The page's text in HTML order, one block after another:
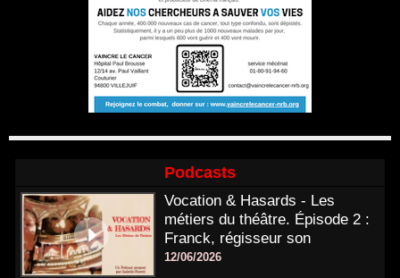
Podcasts
Vocation & Hasards - Les
métiers du théâtre. Épisode 2 :
Franck, régisseur son
12/06/2026